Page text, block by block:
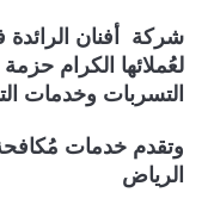
شركة أفنان
لعُملائها الكرام
التسربات وخدمات
وتقدم خدمات
الرياض